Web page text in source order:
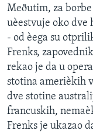
Meðutim, za
uèestvuje oko
- od èega su
Frenks,
rekao je da u
stotina amerièkih
dve stotine
francuskih,
Frenks je ukazao